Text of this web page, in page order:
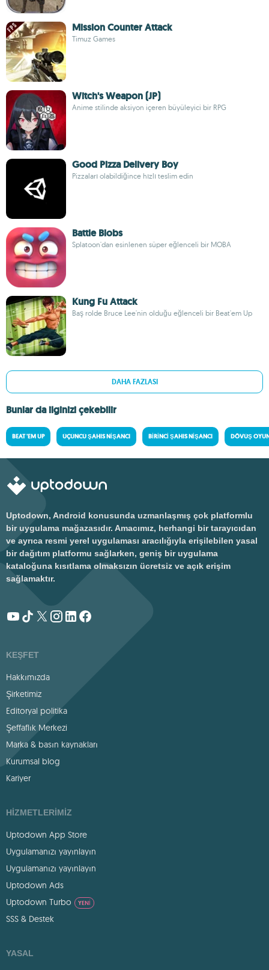
Mission Counter Attack
Timuz Games
Witch's Weapon (JP)
Anime stilinde aksiyon içeren büyüleyici bir RPG
Good Pizza Delivery Boy
Pizzaları olabildiğince hızlı teslim edin
Battle Blobs
Splatoon'dan esinlenen süper eğlenceli bir MOBA
Kung Fu Attack
Baş rolde Bruce Lee'nin olduğu eğlenceli bir Beat'em Up
DAHA FAZLASI
Bunlar da ilginizi çekebilir
BEAT 'EM UP ÜÇÜNCÜ ŞAHIS NIŞANCI BIRINCI ŞAHIS NIŞANCI DÖVÜŞ
Uptodown, Android konusunda uzmanlaşmış çok platformlu
bir uygulama mağazasıdır. Amacımız, herhangi bir tarayıcıdan
ve ayrıca resmi yerel uygulaması aracılığıyla erişilebilen yasal
bir dağıtım platformu sağlarken, geniş bir uygulama
kataloğuna kısıtlama olmaksızın ücretsiz ve açık erişim
sağlamaktır.
KEŞFET
Hakkımızda
Şirketimiz
Editoryal politika
Şeffaflık Merkezi
Marka & basın kaynakları
Kurumsal blog
Kariyer
HIZMETLERIMIZ
Uptodown App Store
Uygulamanızı yayınlayın
Uygulamanızı yayınlayın
Uptodown Ads
Uptodown Turbo
YENI
SSS & Destek
YASAL